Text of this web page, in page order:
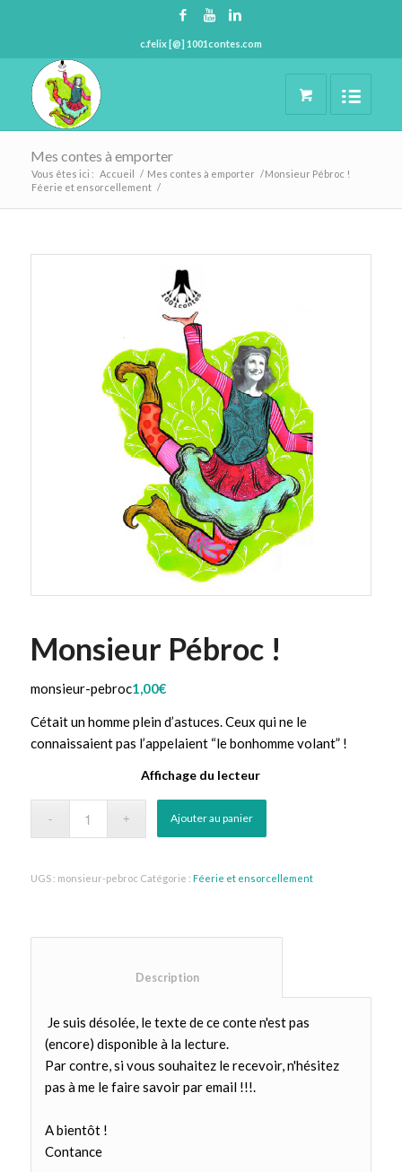
c.felix [@] 1001contes.com
Mes contes à emporter
Vous êtes ici : Accueil / Mes contes à emporter /
Féerie et ensorcellement /
Monsieur Pébroc !
Monsieur Pébroc !
monsieur-pebroc1,00€
Cétait un homme plein d’astuces. Ceux qui ne le
connaissaient pas l’appelaient “le bonhomme volant” !
Affichage du lecteur
Ajouter au panier
UGS : monsieur-pebroc Catégorie : Féerie et ensorcellement
						Description
Je suis désolée, le texte de ce conte n'est pas
(encore) disponible à la lecture.
Par contre, si vous souhaitez le recevoir, n'hésitez
pas à me le faire savoir par email !!!.
A bientôt !
Contance